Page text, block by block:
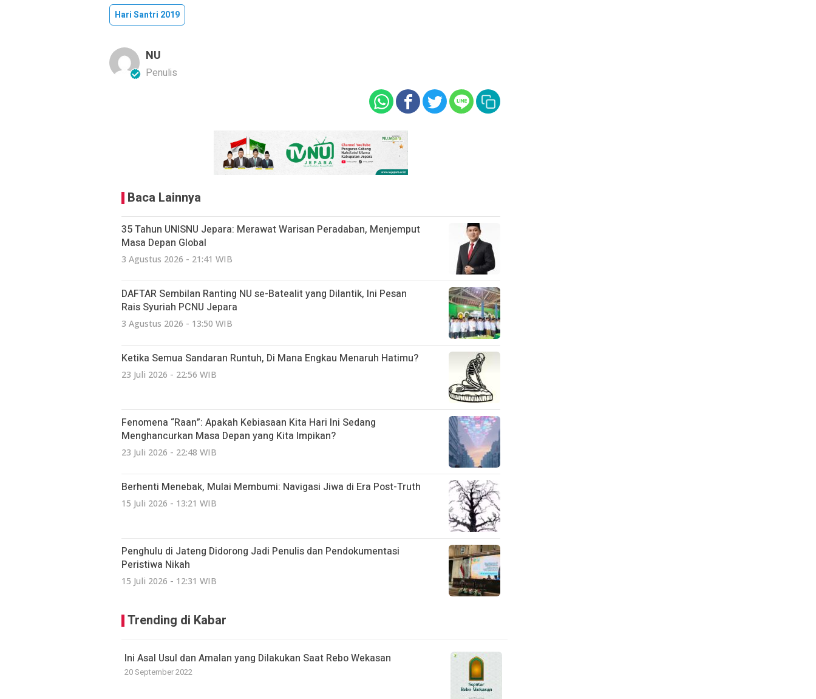
Hari Santri 2019
NU
Penulis
Baca Lainnya
35 Tahun UNISNU Jepara: Merawat Warisan Peradaban, Menjemput
Masa Depan Global
3 Agustus 2026 - 21:41 WIB
DAFTAR Sembilan Ranting NU se-Batealit yang Dilantik, Ini Pesan
Rais Syuriah PCNU Jepara
3 Agustus 2026 - 13:50 WIB
Ketika Semua Sandaran Runtuh, Di Mana Engkau Menaruh Hatimu?
23 Juli 2026 - 22:56 WIB
Fenomena “Raan”: Apakah Kebiasaan Kita Hari Ini Sedang
Menghancurkan Masa Depan yang Kita Impikan?
23 Juli 2026 - 22:48 WIB
Berhenti Menebak, Mulai Membumi: Navigasi Jiwa di Era Post-Truth
15 Juli 2026 - 13:21 WIB
Penghulu di Jateng Didorong Jadi Penulis dan Pendokumentasi
Peristiwa Nikah
15 Juli 2026 - 12:31 WIB
Trending di Kabar
Ini Asal Usul dan Amalan yang Dilakukan Saat Rebo Wekasan
20 September 2022